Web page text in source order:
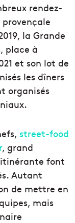
rendez-
la Grande
place à
et son lot de
les dîners
organisés
street-food
, grand
font
Autant
de mettre en
mais